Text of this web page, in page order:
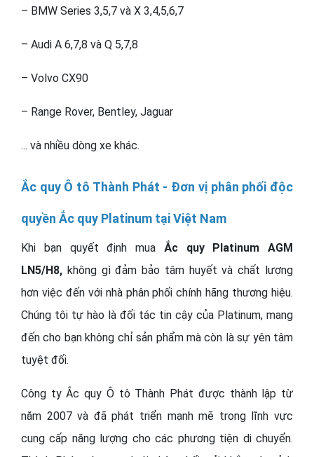
– BMW Series 3,5,7 và X 3,4,5,6,7
– Audi A 6,7,8 và Q 5,7,8
– Volvo CX90
– Range Rover, Bentley, Jaguar
... và nhiều dòng xe khác.
Ắc quy Ô tô Thành Phát - Đơn vị phân phối độc
quyền Ắc quy Platinum tại Việt Nam
Khi bạn quyết định mua Ắc quy Platinum AGM
LN5/H8, không gì đảm bảo tâm huyết và chất lượng
hơn việc đến với nhà phân phối chính hãng thương hiệu.
Chúng tôi tự hào là đối tác tin cậy của Platinum, mang
đến cho bạn không chỉ sản phẩm mà còn là sự yên tâm
tuyệt đối.
Công ty Ắc quy Ô tô Thành Phát được thành lập từ
năm 2007 và đã phát triển mạnh mẽ trong lĩnh vực
cung cấp năng lượng cho các phương tiện di chuyển.